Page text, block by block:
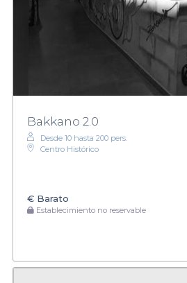
Bakkano 2.0
Desde 10 hasta 200 pers.
Centro Histórico
€ Barato
Establecimiento no reservable